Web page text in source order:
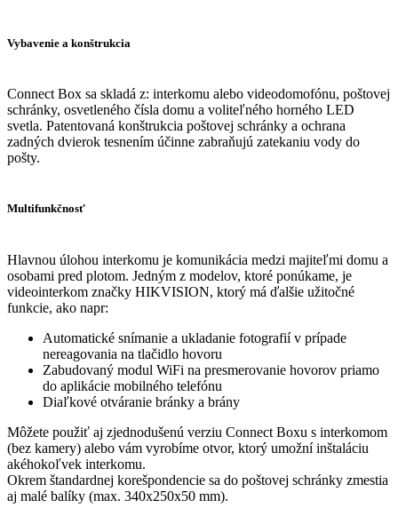
Vybavenie a konštrukcia
Connect Box sa skladá z: interkomu alebo videodomofónu, poštovej
schránky, osvetleného čísla domu a voliteľného horného LED
svetla. Patentovaná konštrukcia poštovej schránky a ochrana
zadných dvierok tesnením účinne zabraňujú zatekaniu vody do
pošty.
Multifunkčnosť
Hlavnou úlohou interkomu je komunikácia medzi majiteľmi domu a
osobami pred plotom. Jedným z modelov, ktoré ponúkame, je
videointerkom značky HIKVISION, ktorý má ďalšie užitočné
funkcie, ako napr:
Automatické snímanie a ukladanie fotografií v prípade
nereagovania na tlačidlo hovoru
Zabudovaný modul WiFi na presmerovanie hovorov priamo
do aplikácie mobilného telefónu
Diaľkové otváranie bránky a brány
Môžete použiť aj zjednodušenú verziu Connect Boxu s interkomom
(bez kamery) alebo vám vyrobíme otvor, ktorý umožní inštaláciu
akéhokoľvek interkomu.
Okrem štandardnej korešpondencie sa do poštovej schránky zmestia
aj malé balíky (max. 340x250x50 mm).